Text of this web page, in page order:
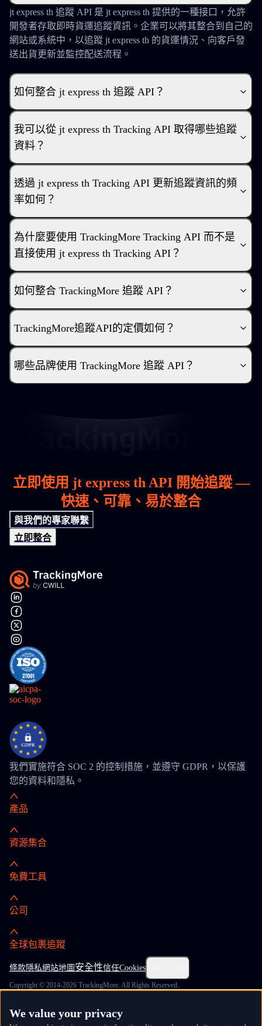
jt express th 追蹤 API 是 jt express th 提供的一種接口，允許
開發者存取即時貨運追蹤資訊。企業可以將其整合到自己的
網站或系統中，以追蹤 jt express th 的貨運情況、向客戶發
送出貨更新並監控配送流程。
如何整合 jt express th 追蹤 API？
我可以從 jt express th Tracking API 取得哪些追蹤
資料？
透過 jt express th Tracking API 更新追蹤資訊的頻
率如何？
為什麼要使用 TrackingMore Tracking API 而不是
直接使用 jt express th Tracking API？
如何整合 TrackingMore 追蹤 API？
TrackingMore追蹤API的定價如何？
哪些品牌使用 TrackingMore 追蹤 API？
立即使用 jt express th API 開始追蹤 —
快速、可靠、易於整合
與我們的專家聯繫
立即整合
我們實施符合 SOC 2 的控制措施，並遵守 GDPR，以保護
您的資料和隱私。
產品
資源集合
免費工具
公司
全球包裹追蹤
條款隱私網站地圖 安全性信任Cookies
Copyright © 2014-2026 TrackingMore. All Rights Reserved.
We value your privacy